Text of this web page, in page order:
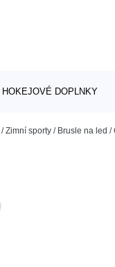
HOKEJOVÉ DOPLNKY
/Zimní sporty / Brusle na led /